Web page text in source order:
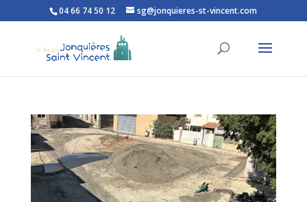
Ouvrir la barre d’outils
04 66 74 50 12 sg@jonquieres-st-vincent.com